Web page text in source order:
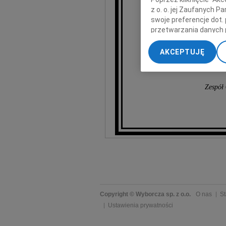
Copyright © Wyborcza sp. z o.o. O nas
Ustawienia prywatności
z o. o. jej Zaufanych
swoje preferencje dot.
przetwarzania danych
„Ustawienia
My, nasi Zaufani
dokładnych danych
Przechowywanie
treści, badnie
AKCEPTUJĘ